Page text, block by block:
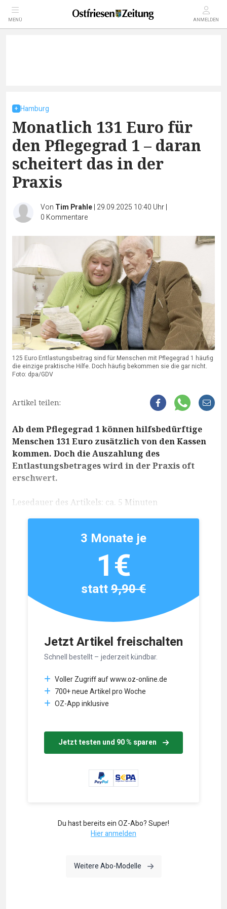
MENÜ ANMELDEN
Hamburg
Monatlich 131 Euro für
den Pflegegrad 1 – daran
scheitert das in der
Praxis
Von Tim Prahle| 29.09.2025 10:40 Uhr|
0 Kommentare
125 Euro Entlastungsbeitrag sind für Menschen mit Pflegegrad 1 häufig
die einzige praktische Hilfe. Doch häufig bekommen sie die gar nicht.
Foto: dpa/GDV
Artikel teilen:
Ab dem Pflegegrad 1 können hilfsbedürftige
Menschen 131 Euro zusätzlich von den Kassen
kommen. Doch die Auszahlung des
Entlastungsbetrages wird in der Praxis oft
erschwert.
Lesedauer des Artikels: ca. 5 Minuten
Jetzt Artikel freischalten
Schnell bestellt – jederzeit kündbar.
Voller Zugriff auf www.oz-online.de
700+ neue Artikel pro Woche
OZ-App inklusive
Jetzt testen und 90 % sparen
3 Monate je
1€
statt9,90 €
Du hast bereits ein OZ-Abo? Super!
Hier anmelden
Weitere Abo-Modelle